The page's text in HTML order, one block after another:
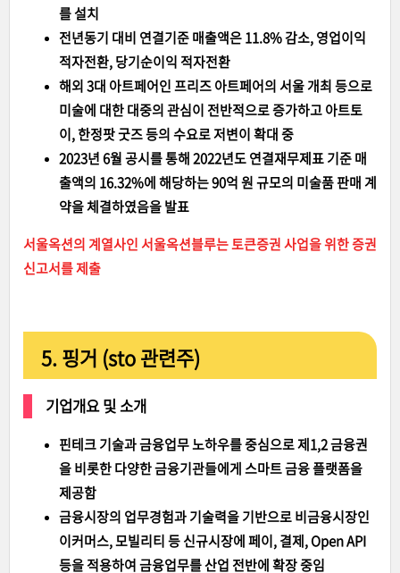
를 설치
전년동기 대비 연결기준 매출액은 11.8% 감소, 영업이익
적자전환, 당기순이익 적자전환
해외 3대 아트페어인 프리즈 아트페어의 서울 개최 등으로
미술에 대한 대중의 관심이 전반적으로 증가하고 아트토
이, 한정팟 굿즈 등의 수요로 저변이 확대 중
2023년 6월 공시를 통해 2022년도 연결재무제표 기준 매
출액의 16.32%에 해당하는 90억 원 규모의 미술품 판매 계
약을 체결하였음을 발표
서울옥션의 계열사인 서울옥션블루는 토큰증권 사업을 위한 증권
신고서를 제출
5. 핑거 (sto 관련주)
기업개요 및 소개
핀테크 기술과 금융업무 노하우를 중심으로 제1,2 금융권
을 비롯한 다양한 금융기관들에게 스마트 금융 플랫폼을
제공함
금융시장의 업무경험과 기술력을 기반으로 비금융시장인
이커머스, 모빌리티 등 신규시장에 페이, 결제, Open API
등을 적용하여 금융업무를 산업 전반에 확장 중임